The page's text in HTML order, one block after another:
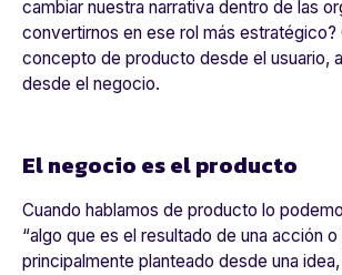
cambiar nuestra narrativa dentro de las
convertirnos en ese rol más estratégico?
concepto de producto desde el usuario,
desde el negocio.
El negocio es el producto
Cuando hablamos de producto lo
“algo que es el resultado de una acción
principalmente planteado desde una